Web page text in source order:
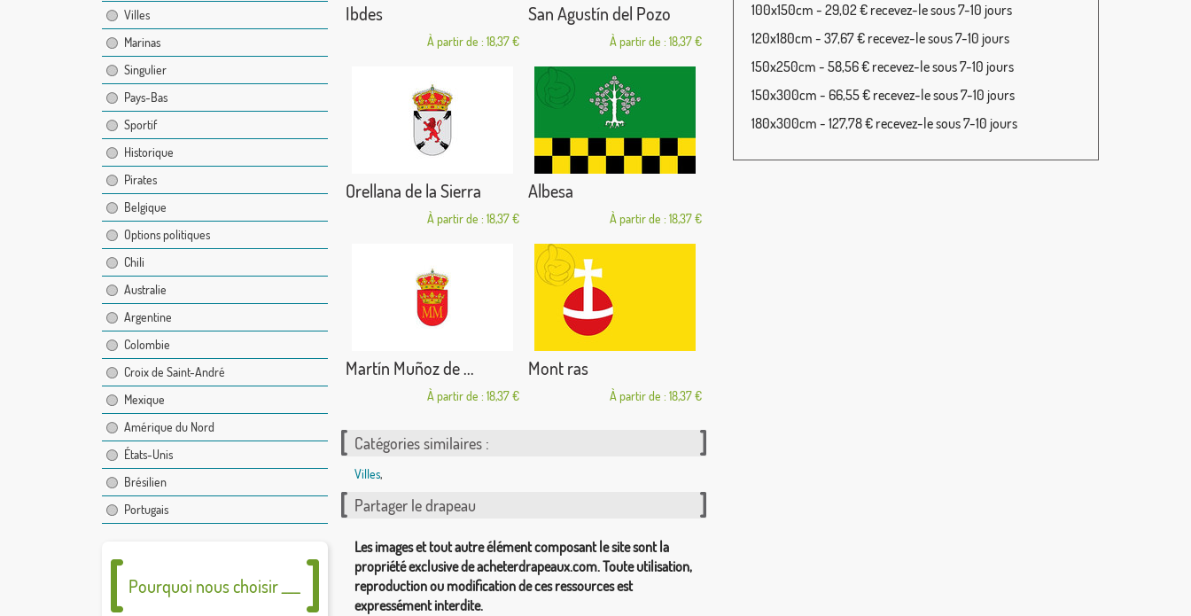
Villes
Marinas
Singulier
Pays-Bas
Sportif
Historique
Pirates
Belgique
Options politiques
Chili
Australie
Argentine
Colombie
Croix de Saint-André
Mexique
Amérique du Nord
États-Unis
Brésilien
Portugais
Pourquoi nous choisir ___
Ibdes
À partir de : 18,37 €
San Agustín del Pozo
À partir de : 18,37 €
Orellana de la Sierra
À partir de : 18,37 €
Albesa
À partir de : 18,37 €
Martín Muñoz de ...
À partir de : 18,37 €
Mont ras
À partir de : 18,37 €
Catégories similaires :
Villes,
Partager le drapeau
Les images et tout autre élément composant le site sont la
propriété exclusive de acheterdrapeaux.com. Toute utilisation,
reproduction ou modification de ces ressources est
expressément interdite.
100x150cm - 29,02 € recevez-le sous 7-10 jours
120x180cm - 37,67 € recevez-le sous 7-10 jours
150x250cm - 58,56 € recevez-le sous 7-10 jours
150x300cm - 66,55 € recevez-le sous 7-10 jours
180x300cm - 127,78 € recevez-le sous 7-10 jours